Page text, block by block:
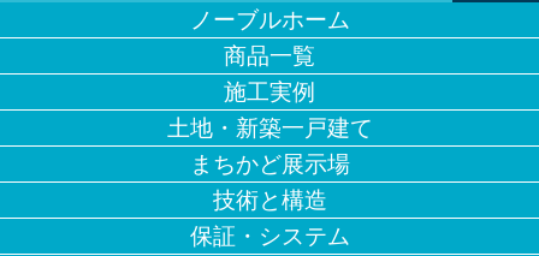
ノーブルホーム
商品一覧
施工実例
土地・新築一戸建て
まちかど展示場
技術と構造
保証・システム